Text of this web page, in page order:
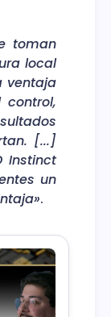
toman
local
ventaja
[...]
Instinct
un
.